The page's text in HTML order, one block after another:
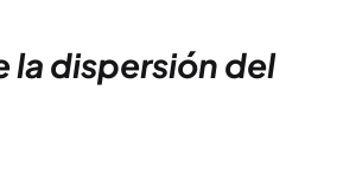
la dispersión del